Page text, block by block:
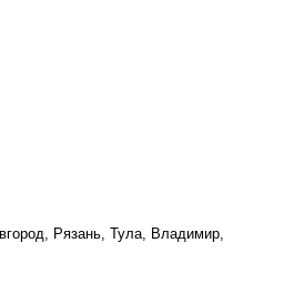
Рязань, Тула, Владимир,